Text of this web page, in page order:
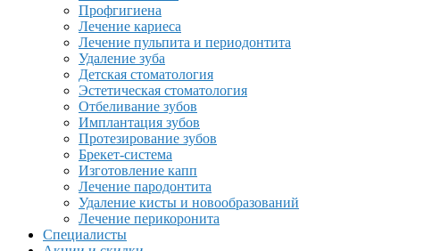
Профгигиена
Лечение кариеса
Лечение пульпита и периодонтита
Удаление зуба
Детская стоматология
Эстетическая стоматология
Отбеливание зубов
Имплантация зубов
Протезирование зубов
Брекет-система
Изготовление капп
Лечение пародонтита
Удаление кисты и новообразований
Лечение перикоронита
Специалисты